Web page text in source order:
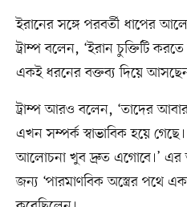
ইরানের সঙ্গে পরবর্তী ধাপের
ট্রাম্প বলেন, ‘ইরান চুক্তিটি
একই ধরনের বক্তব্য দিয়ে
ট্রাম্প আরও বলেন, ‘তাদের আবার
এখন সম্পর্ক স্বাভাবিক হয়ে
আলোচনা খুব দ্রুত এগোবে।’ এর
জন্য ‘পারমাণবিক অস্ত্রের পথে